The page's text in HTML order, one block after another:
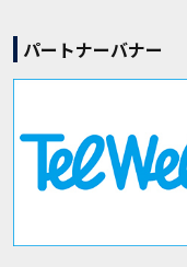
パートナーバナー